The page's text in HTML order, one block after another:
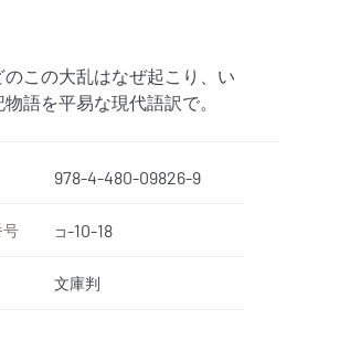
この大乱はなぜ起こり、い
語を平易な現代語訳で。
978-4-480-09826-9
コ-10-18
文庫判